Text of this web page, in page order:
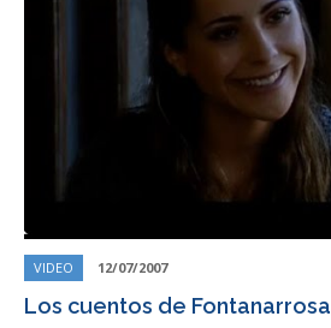
VIDEO 12/07/2007
Los cuentos de Fontanarrosa